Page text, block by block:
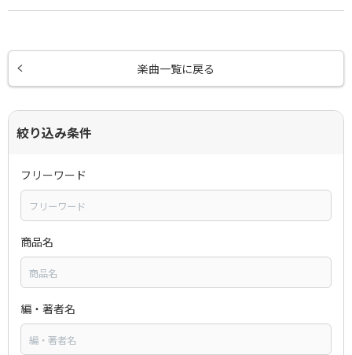
楽曲一覧に戻る
絞り込み条件
フリーワード
商品名
編・著者名